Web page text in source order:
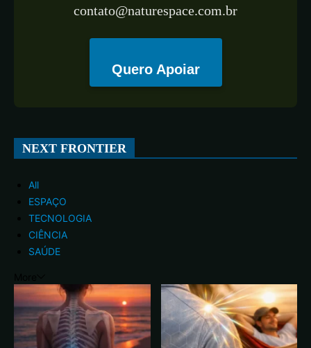
contato@naturespace.com.br
Quero Apoiar
NEXT FRONTIER
All
ESPAÇO
TECNOLOGIA
CIÊNCIA
SAÚDE